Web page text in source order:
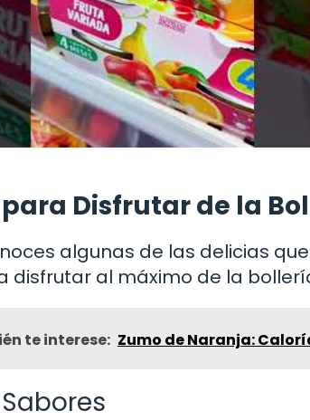
Disfrutar de la
algunas de las delicias
disfrutar al máximo de la
te interese: Zumo de Naranja: